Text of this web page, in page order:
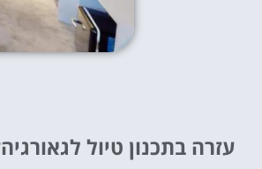
עזרה בתכנון טיול